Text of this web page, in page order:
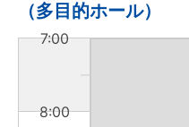
（多目的ホール）
7:00
8:00